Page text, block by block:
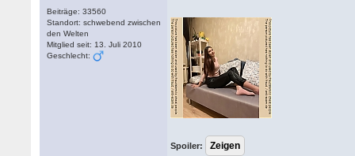
Beiträge: 33560
Standort: schwebend zwischen
den Welten
Mitglied seit: 13. Juli 2010
Geschlecht:
Spoiler: